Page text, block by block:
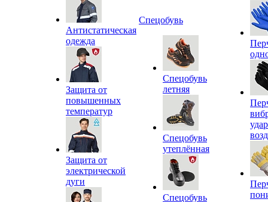
Антистатическая
одежда
Защита от
повышенных
температур
Защита от
электрической
дуги
Спецобувь
Спецобувь
летняя
Спецобувь
утеплённая
Спецобувь